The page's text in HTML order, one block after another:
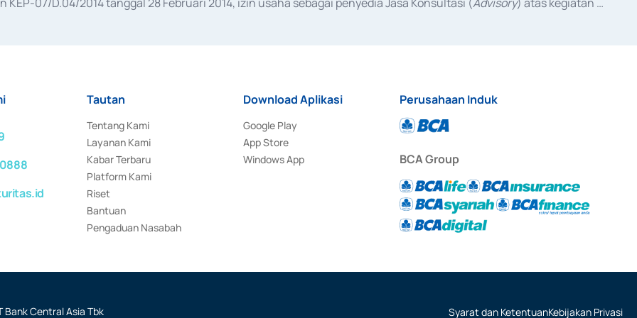
Tautan
Tentang Kami
Layanan Kami
Kabar Terbaru
Platform Kami
Riset
Bantuan
Pengaduan Nasabah
Download Aplikasi
Google Play
App Store
Windows App
Perusahaan Induk
BCA Group
Bank Central Asia Tbk
Syarat dan KetentuanKebijakan Privasi